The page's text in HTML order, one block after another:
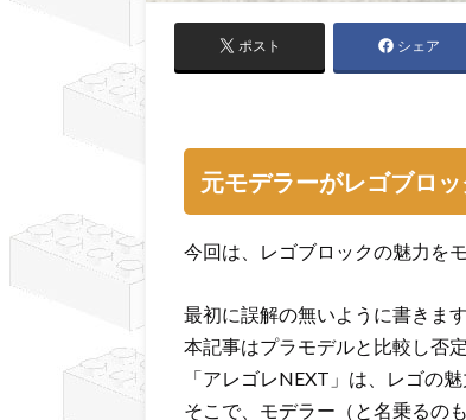
ポスト シェア
元モデラーがレゴブロ
今回は、レゴブロックの魅力を
最初に誤解の無いように書きます
本記事はプラモデルと比較し否
「アレゴレNEXT」は、レゴの
そこで、モデラー（と名乗るの